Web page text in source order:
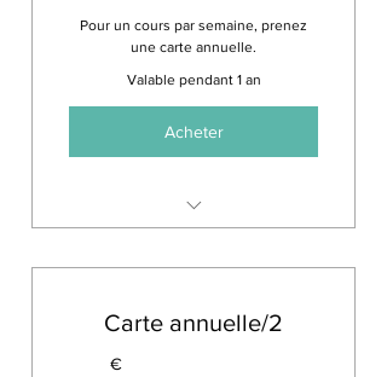
Pour un cours par semaine, prenez
une carte annuelle.
Valable pendant 1 an
Acheter
choix par semaine
Carte annuelle/2
€